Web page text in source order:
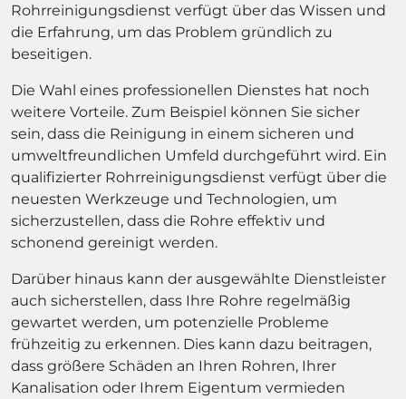
Rohrreinigungsdienst verfügt über das Wissen und
die Erfahrung, um das Problem gründlich zu
beseitigen.
Die Wahl eines professionellen Dienstes hat noch
weitere Vorteile. Zum Beispiel können Sie sicher
sein, dass die Reinigung in einem sicheren und
umweltfreundlichen Umfeld durchgeführt wird. Ein
qualifizierter Rohrreinigungsdienst verfügt über die
neuesten Werkzeuge und Technologien, um
sicherzustellen, dass die Rohre effektiv und
schonend gereinigt werden.
Darüber hinaus kann der ausgewählte Dienstleister
auch sicherstellen, dass Ihre Rohre regelmäßig
gewartet werden, um potenzielle Probleme
frühzeitig zu erkennen. Dies kann dazu beitragen,
dass größere Schäden an Ihren Rohren, Ihrer
Kanalisation oder Ihrem Eigentum vermieden